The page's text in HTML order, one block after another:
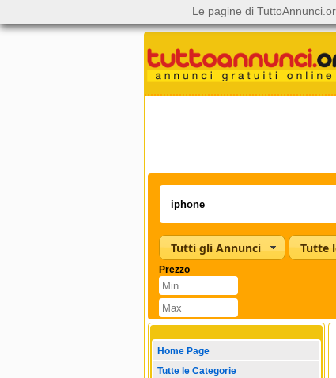
Tutti gli Annunci
Prezzo
Home Page
Tutte le Categorie
Le pagine di